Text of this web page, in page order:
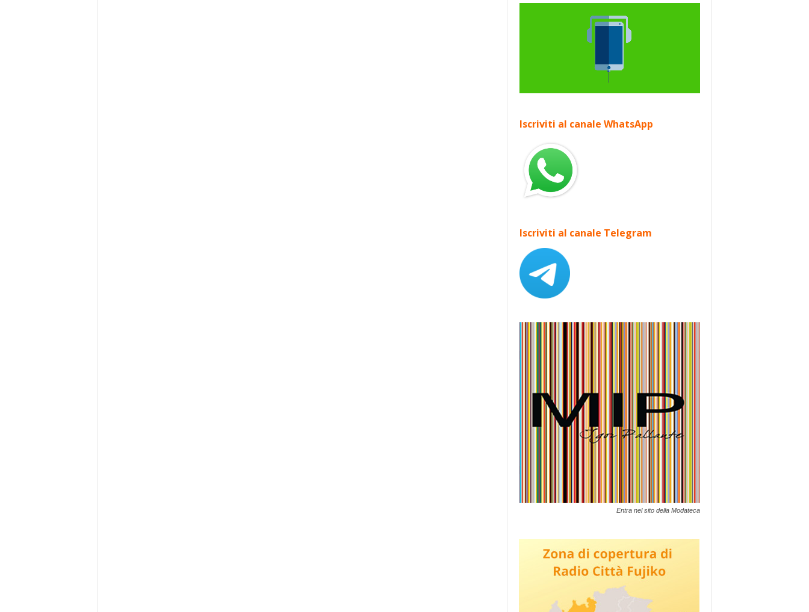
Iscriviti al canale WhatsApp
Iscriviti al canale Telegram
Entra nel sito della Modateca